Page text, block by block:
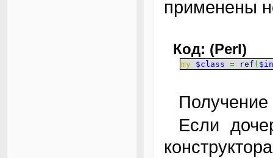
}
my $object3 =
применены
Код: (Perl)
my $class = ref (
Если дочерний класс использует в качестве